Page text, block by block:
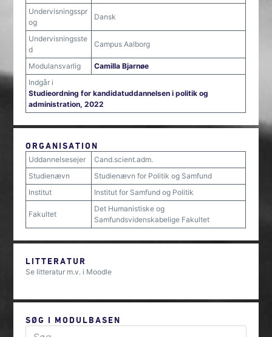
Undervisningsspr
og
Dansk
Undervisningsste
d
Campus Aalborg
Modulansvarlig
Camilla Bjarnøe
Indgår i
Studieordning for kandidatuddannelsen i politik og
administration, 2022
ORGANISATION
Uddannelsesejer
Cand.scient.adm.
Studienævn
Studienævn for Politik og Samfund
Institut
Institut for Samfund og Politik
Fakultet
Det Humanistiske og
Samfundsvidenskabelige Fakultet
LITTERATUR
Se litteratur m.v. i Moodle
SØG I MODULBASEN